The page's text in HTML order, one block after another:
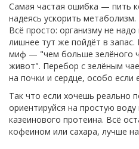
Самая частая ошибка — пить
надеясь ускорить
Всё просто: организму не
лишнее тут же пойдёт в
миф — "чем больше зелёного
живот". Перебор с зелёным
на почки и сердце, особо
Так что если хочешь реально
ориентируйся на простую
казеинового протеина. Всё
кофеином или сахара, лучше